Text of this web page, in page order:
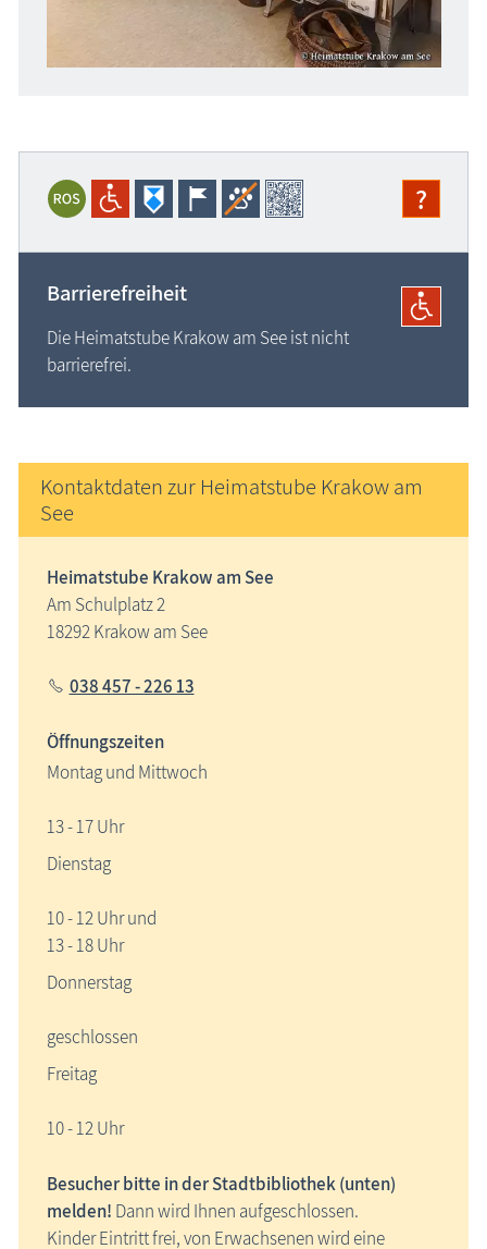
?
Barrierefreiheit
Die Heimatstube Krakow am See ist nicht
barrierefrei.
Kontaktdaten zur Heimatstube Krakow am
See
Heimatstube Krakow am See
Am Schulplatz 2
18292 Krakow am See
038 457 - 226 13
Öffnungszeiten
Montag und Mittwoch
13 - 17 Uhr
Dienstag
10 - 12 Uhr und
13 - 18 Uhr
Donnerstag
geschlossen
Freitag
10 - 12 Uhr
Besucher bitte in der Stadtbibliothek (unten)
melden! Dann wird Ihnen aufgeschlossen.
Kinder Eintritt frei, von Erwachsenen wird eine